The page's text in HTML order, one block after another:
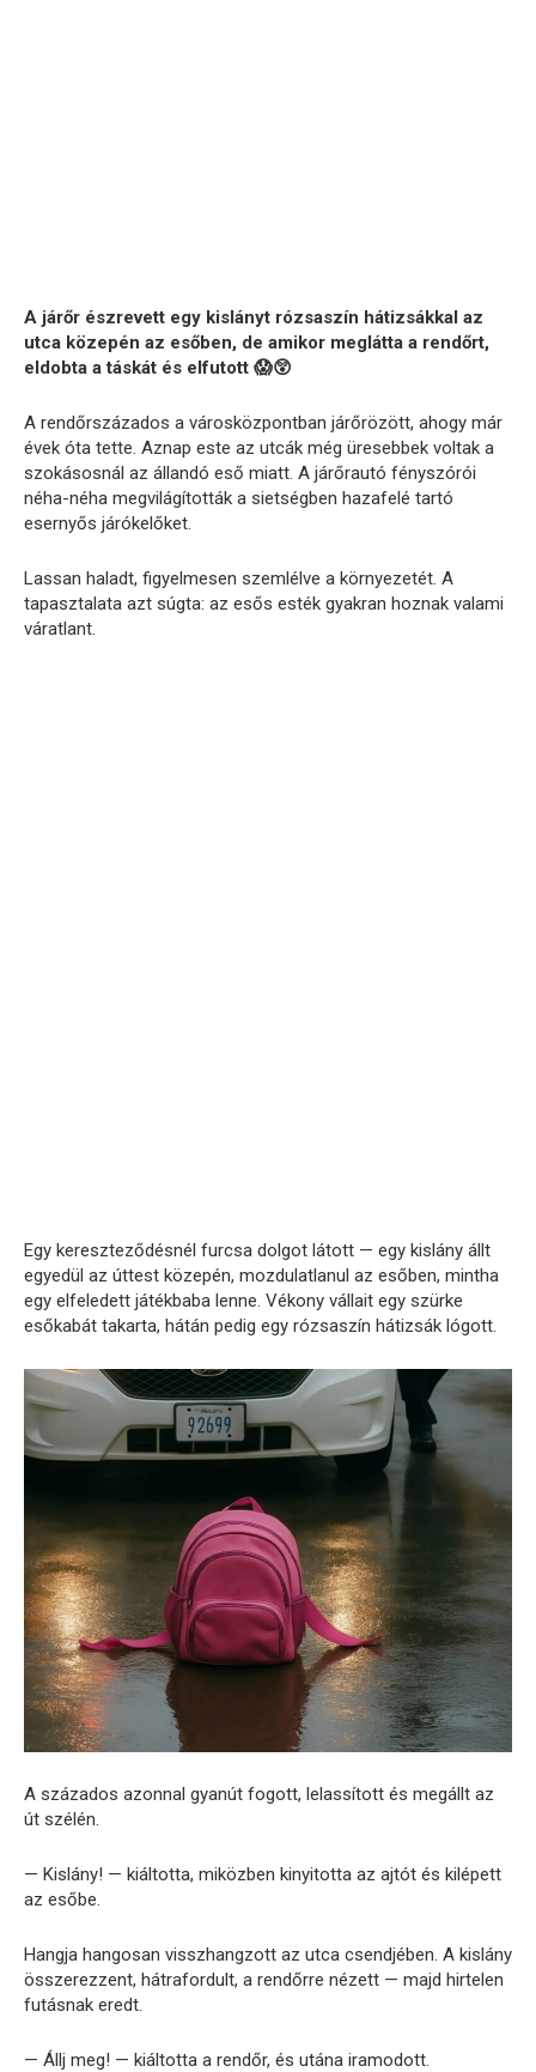
A járőr észrevett egy kislányt rózsaszín hátizsákkal az
utca közepén az esőben, de amikor meglátta a rendőrt,
eldobta a táskát és elfutott 😱😲
A rendőrszázados a városközpontban járőrözött, ahogy már
évek óta tette. Aznap este az utcák még üresebbek voltak a
szokásosnál az állandó eső miatt. A járőrautó fényszórói
néha-néha megvilágították a sietségben hazafelé tartó
esernyős járókelőket.
Lassan haladt, figyelmesen szemlélve a környezetét. A
tapasztalata azt súgta: az esős esték gyakran hoznak valami
váratlant.
Egy kereszteződésnél furcsa dolgot látott — egy kislány állt
egyedül az úttest közepén, mozdulatlanul az esőben, mintha
egy elfeledett játékbaba lenne. Vékony vállait egy szürke
esőkabát takarta, hátán pedig egy rózsaszín hátizsák lógott.
A százados azonnal gyanút fogott, lelassított és megállt az
út szélén.
— Kislány! — kiáltotta, miközben kinyitotta az ajtót és kilépett
az esőbe.
Hangja hangosan visszhangzott az utca csendjében. A kislány
összerezzent, hátrafordult, a rendőrre nézett — majd hirtelen
futásnak eredt.
— Állj meg! — kiáltotta a rendőr, és utána iramodott.